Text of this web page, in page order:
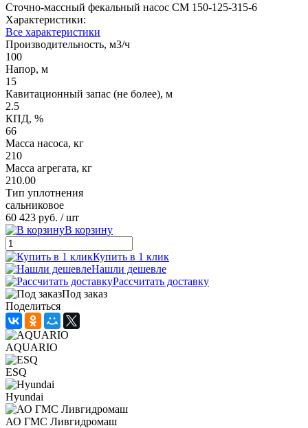
Сточно-массный фекальный насос СМ 150-125-315-6
Характеристики:
Все характеристики
Производительность, м3/ч
100
Напор, м
15
Кавитационный запас (не более), м
2.5
КПД, %
66
Масса насоса, кг
210
Масса агрегата, кг
210.00
Тип уплотнения
сальниковое
60 423 руб. / шт
В корзину
Купить в 1 клик
Нашли дешевле
Рассчитать доставку
Под заказ
Поделиться
AQUARIO
ESQ
Hyundai
АО ГМС Ливгидромаш